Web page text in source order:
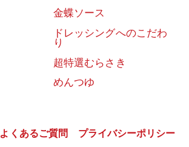
金蝶ソース
ドレッシングへのこだわ
り
超特選むらさき
めんつゆ
よくあるご質問 プライバシーポリシー